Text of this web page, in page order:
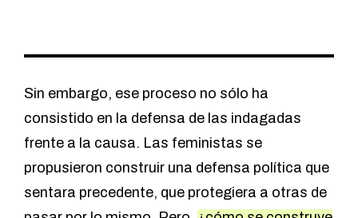
Sin embargo, ese proceso no sólo ha
consistido en la defensa de las indagadas
frente a la causa. Las feministas se
propusieron construir una defensa política que
sentara precedente, que protegiera a otras de